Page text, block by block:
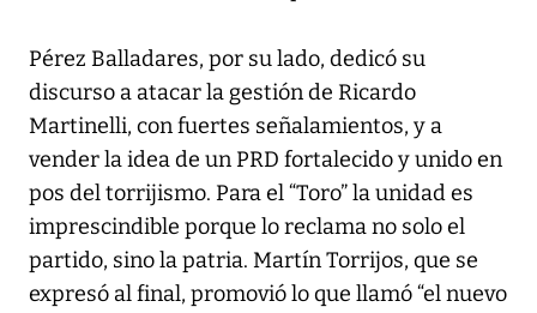
Pérez Balladares, por su lado, dedicó su
discurso a atacar la gestión de Ricardo
Martinelli, con fuertes señalamientos, y a
vender la idea de un PRD fortalecido y unido en
pos del torrijismo. Para el “Toro” la unidad es
imprescindible porque lo reclama no solo el
partido, sino la patria. Martín Torrijos, que se
expresó al final, promovió lo que llamó “el nuevo